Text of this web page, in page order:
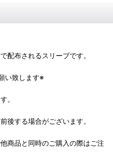
配布されるスリーブです。
い致します※
。
後する場合がございます。
商品と同時のご購入の際はご注